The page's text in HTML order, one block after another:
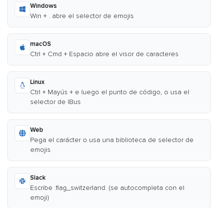
Windows
Win + . abre el selector de emojis
macOS
Ctrl + Cmd + Espacio abre el visor de caracteres
Linux
Ctrl + Mayús + e luego el punto de código, o usa el
selector de IBus
Web
Pega el carácter o usa una biblioteca de selector de
emojis
Slack
Escribe :flag_switzerland: (se autocompleta con el
emoji)